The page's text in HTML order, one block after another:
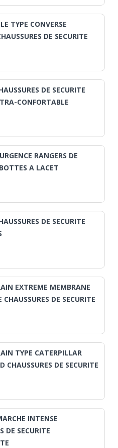
TYPE CONVERSE
DE SECURITE
DE SECURITE
CONFORTABLE
RANGERS DE
A LACET
DE SECURITE
EXTREME MEMBRANE
CHAUSSURES DE SECURITE
TYPE CATERPILLAR
CHAUSSURES DE SECURITE
INTENSE
DE SECURITE